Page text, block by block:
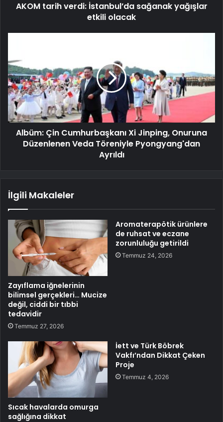
AKOM tarih verdi: İstanbul’da sağanak yağışlar
etkili olacak
Albüm: Çin Cumhurbaşkanı Xi Jinping, Onuruna
Düzenlenen Veda Töreniyle Pyongyang'dan
Ayrıldı
İlgili Makaleler
Zayıflama iğnelerinin
bilimsel gerçekleri… Mucize
değil, ciddi bir tıbbi
tedavidir
Temmuz 27, 2026
Aromaterapötik ürünlere
de ruhsat ve eczane
zorunluluğu getirildi
Temmuz 24, 2026
Sıcak havalarda omurga
sağlığına dikkat
İett ve Türk Böbrek
Vakfı’ndan Dikkat Çeken
Proje
Temmuz 4, 2026